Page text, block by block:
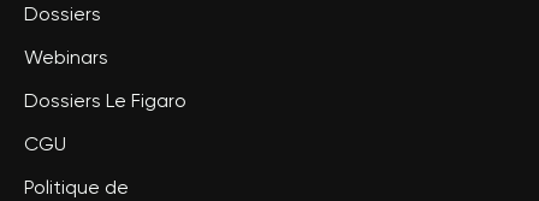
Dossiers
Webinars
Dossiers Le Figaro
CGU
Politique de